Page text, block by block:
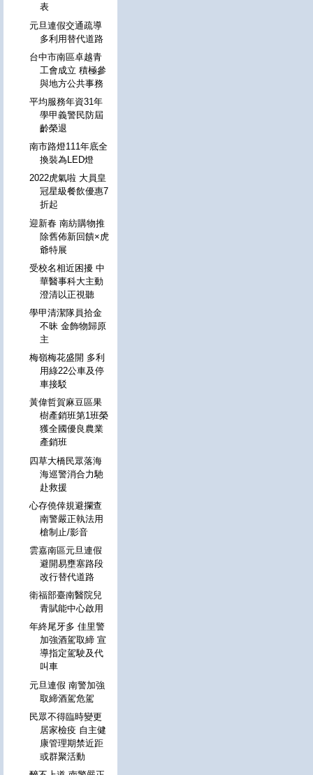
表
元旦連假交通疏導
多利用替代道路
台中市南區卓越青
工會成立 積極參
與地方公共事務
平均服務年資31年
學甲義警民防屆
齡榮退
南市路燈111年底全
換裝為LED燈
2022虎氣啦 大員皇
冠星級餐飲優惠7
折起
迎新春 南紡購物推
除舊佈新回饋×虎
爺特展
受校名相近困擾 中
華醫事科大主動
澄清以正視聽
學甲清潔隊員拾金
不昧 金飾物歸原
主
梅嶺梅花盛開 多利
用綠22公車及停
車接駁
黃偉哲賀麻豆區果
樹產銷班第1班榮
獲全國優良農業
產銷班
四草大橋民眾落海
海巡警消合力馳
赴救援
心存僥倖規避攔查
南警嚴正執法用
槍制止/影音
雲嘉南區元旦連假
避開易壅塞路段
改行替代道路
衛福部臺南醫院兒
青賦能中心啟用
年終尾牙多 佳里警
加強酒駕取締 宣
導指定駕駛及代
叫車
元旦連假 南警加強
取締酒駕危駕
民眾不得臨時變更
居家檢疫 自主健
康管理期禁近距
或群聚活動